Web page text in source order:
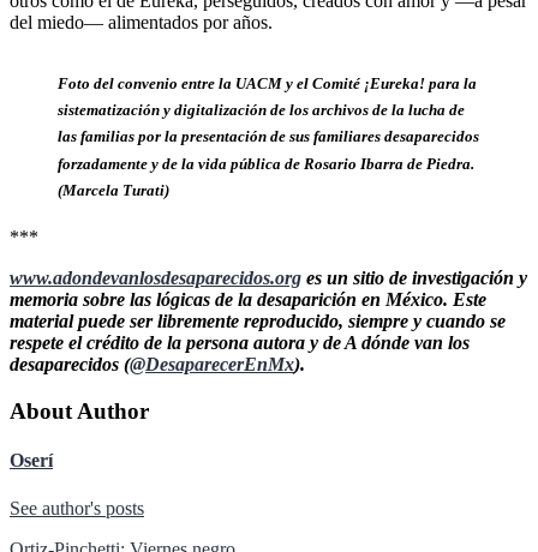
del miedo— alimentados por años.
Foto del convenio entre la UACM y el Comité ¡Eureka! para la
sistematización y digitalización de los archivos de la lucha de
las familias por la presentación de sus familiares desaparecidos
forzadamente y de la vida pública de Rosario Ibarra de Piedra.
(Marcela Turati)
***
www.adondevanlosdesaparecidos.org es un sitio de investigación y
memoria sobre las lógicas de la desaparición en México. Este
material puede ser libremente reproducido, siempre y cuando se
respete el crédito de la persona autora y de A dónde van los
desaparecidos (@DesaparecerEnMx).
About Author
Oserí
See author's posts